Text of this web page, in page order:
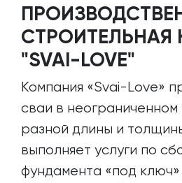
СТРОИТЕЛЬНАЯ
"SVAI-LOVE"
Компания «Svai-Love»
сваи в неограниченном
разной длины и
выполняет услуги по
фундамента «под ключ»